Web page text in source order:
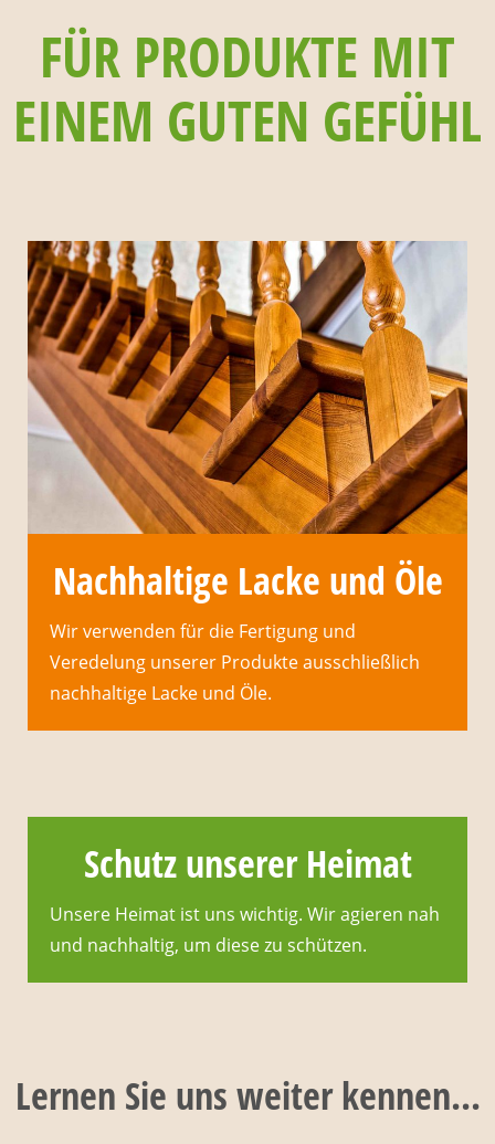
FÜR PRODUKTE MIT
EINEM GUTEN GEFÜHL
Nachhaltige Lacke und Öle
Wir verwenden für die Fertigung und
Veredelung unserer Produkte ausschließlich
nachhaltige Lacke und Öle.
Schutz unserer Heimat
Unsere Heimat ist uns wichtig. Wir agieren nah
und nachhaltig, um diese zu schützen.
Lernen Sie uns weiter kennen...